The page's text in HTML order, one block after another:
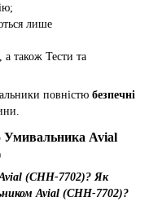
лише
, а також Тести та
повністю безпечні
Умивальника Avial
(CHH-7702)? Як
Avial (CHH-7702)?